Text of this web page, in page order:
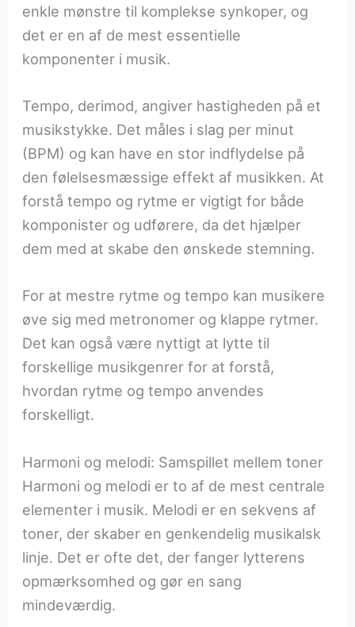
enkle mønstre til komplekse synkoper, og
det er en af de mest essentielle
komponenter i musik.
Tempo, derimod, angiver hastigheden på et
musikstykke. Det måles i slag per minut
(BPM) og kan have en stor indflydelse på
den følelsesmæssige effekt af musikken. At
forstå tempo og rytme er vigtigt for både
komponister og udførere, da det hjælper
dem med at skabe den ønskede stemning.
For at mestre rytme og tempo kan musikere
øve sig med metronomer og klappe rytmer.
Det kan også være nyttigt at lytte til
forskellige musikgenrer for at forstå,
hvordan rytme og tempo anvendes
forskelligt.
Harmoni og melodi: Samspillet mellem toner
Harmoni og melodi er to af de mest centrale
elementer i musik. Melodi er en sekvens af
toner, der skaber en genkendelig musikalsk
linje. Det er ofte det, der fanger lytterens
opmærksomhed og gør en sang
mindeværdig.